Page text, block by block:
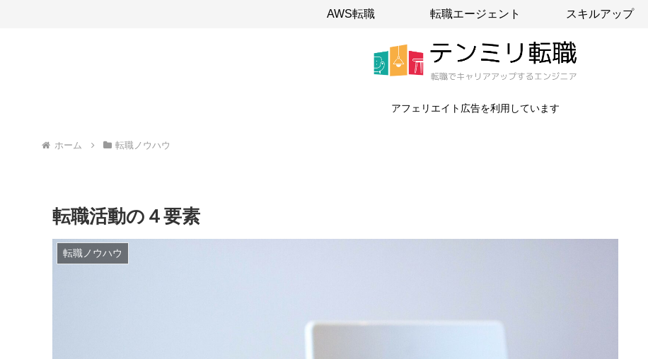
アフェリエイト広告を利用しています
AWS転職 転職エージェント スキルアップ
ホーム 転職ノウハウ
転職活動の４要素
転職ノウハウ